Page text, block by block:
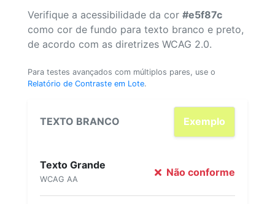
Verifique a acessibilidade da cor #e5f87c
como cor de fundo para texto branco e preto,
de acordo com as diretrizes WCAG 2.0.
Para testes avançados com múltiplos pares, use o
Relatório de Contraste em Lote.
TEXTO BRANCO Exemplo
Texto Grande
WCAG AA
Não conforme